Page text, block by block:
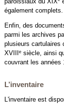
également complets.
Enfin, des
parmi les archives
plusieurs cartulaires
XVIII
esiècle, ainsi
couvrant les années
L’inventaire
L'inventaire est